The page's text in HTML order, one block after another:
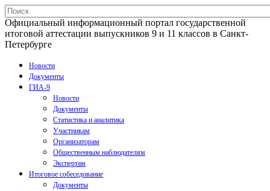
Официальный информационный портал государственной
итоговой аттестации выпускников 9 и 11 классов в Санкт-
Петербурге
Новости
Документы
ГИА-9
Новости
Документы
Статистика и аналитика
Участникам
Организаторам
Общественным наблюдателям
Экспертам
Итоговое собеседование
Документы